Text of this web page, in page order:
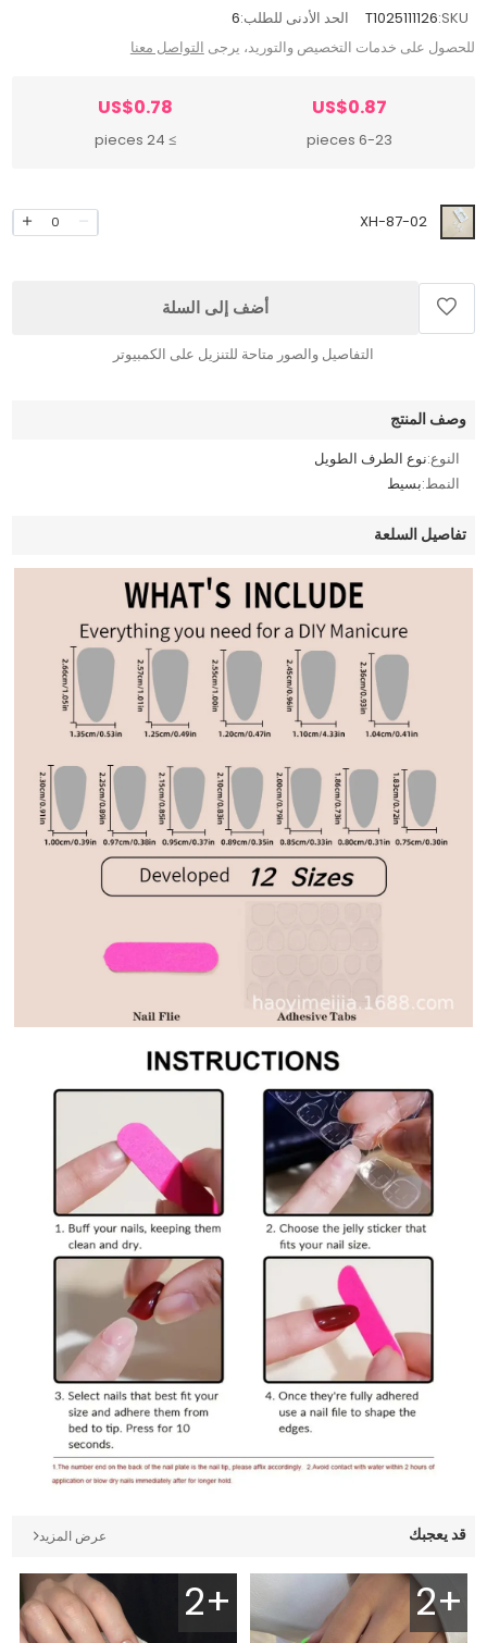
SKU:
T1025111126 الحد الأدنى للطلب:6
للحصول على خدمات التخصيص والتوريد، يرجى التواصل معنا
US$0.87
6-23 pieces
US$0.78
≥ 24 pieces
XH-87-02
0
أضف إلى السلة
التفاصيل والصور متاحة للتنزيل على الكمبيوتر
وصف المنتج
النوع:نوع الطرف الطويل
النمط:بسيط
تفاصيل السلعة
قد يعجبك عرض المزيد
2+
2+